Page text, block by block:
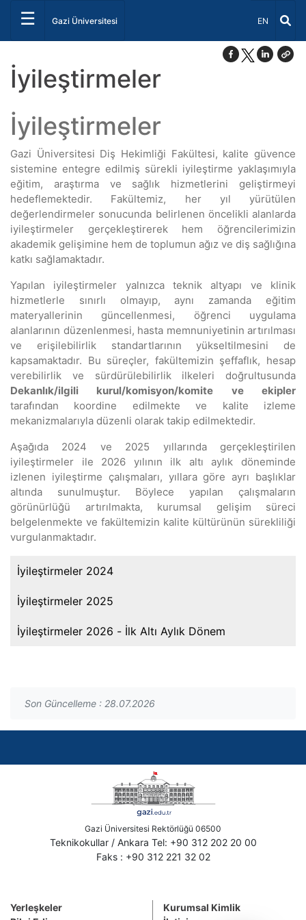
☰ Gazi Üniversitesi Dil Seçiniz
EN
İyileştirmeler
İyileştirmeler
Gazi Üniversitesi Diş Hekimliği Fakültesi, kalite güvence
sistemine entegre edilmiş sürekli iyileştirme yaklaşımıyla
eğitim, araştırma ve sağlık hizmetlerini geliştirmeyi
hedeflemektedir. Fakültemiz, her yıl yürütülen
değerlendirmeler sonucunda belirlenen öncelikli alanlarda
iyileştirmeler gerçekleştirerek hem öğrencilerimizin
akademik gelişimine hem de toplumun ağız ve diş sağlığına
katkı sağlamaktadır.
Yapılan iyileştirmeler yalnızca teknik altyapı ve klinik
hizmetlerle sınırlı olmayıp, aynı zamanda eğitim
materyallerinin güncellenmesi, öğrenci uygulama
alanlarının düzenlenmesi, hasta memnuniyetinin artırılması
ve erişilebilirlik standartlarının yükseltilmesini de
kapsamaktadır. Bu süreçler, fakültemizin şeffaflık, hesap
verebilirlik ve sürdürülebilirlik ilkeleri doğrultusunda
Dekanlık/ilgili kurul/komisyon/komite ve ekipler
tarafından koordine edilmekte ve kalite izleme
mekanizmalarıyla düzenli olarak takip edilmektedir.
Aşağıda 2024 ve 2025 yıllarında gerçekleştirilen
iyileştirmeler ile 2026 yılının ilk altı aylık döneminde
izlenen iyileştirme çalışmaları, yıllara göre ayrı başlıklar
altında sunulmuştur. Böylece yapılan çalışmaların
görünürlüğü artırılmakta, kurumsal gelişim süreci
belgelenmekte ve fakültemizin kalite kültürünün sürekliliği
vurgulanmaktadır.
İyileştirmeler 2024
İyileştirmeler 2025
İyileştirmeler 2026 - İlk Altı Aylık Dönem
Son Güncelleme : 28.07.2026
Gazi Üniversitesi Rektörlüğü 06500
Teknikokullar / Ankara Tel: +90 312 202 20 00
Faks : +90 312 221 32 02
Yerleşkeler
Kurumsal Kimlik